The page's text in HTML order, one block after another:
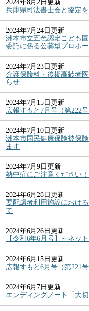
2024年8月2日更新
兵庫県司法書士会と協定
2024年7月24日更新
洲本市立五色認定こども
委託に係る公募型プロポ
2024年7月23日更新
介護保険料・後期高齢者
らせ
2024年7月15日更新
広報すもと7月号（第222号
2024年7月10日更新
洲本市国民健康保険被保
ます
2024年7月9日更新
熱中症にご注意ください！
2024年6月28日更新
要配慮者利用施設におけ
て
2024年6月26日更新
【令和6年6月号】～ネッ
2024年6月15日更新
広報すもと6月号（第221号
2024年6月7日更新
エンディングノート「大